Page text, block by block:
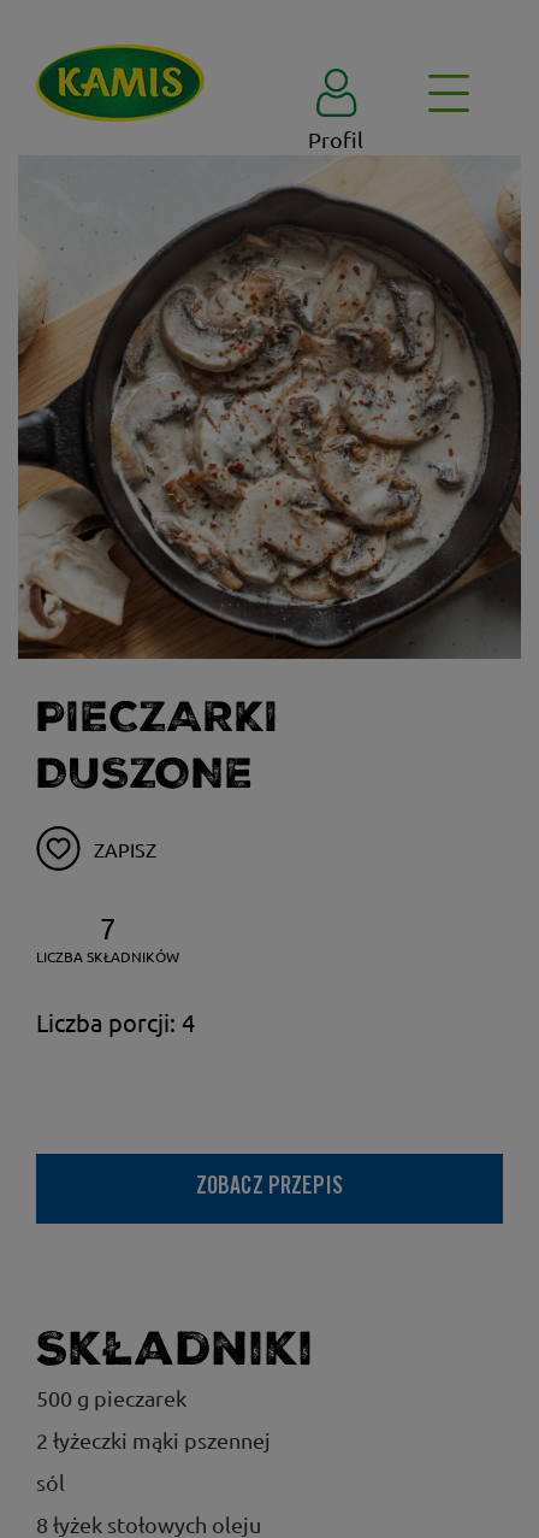
Profil
PIECZARKI
DUSZONE
ZAPISZ
7
LICZBA SKŁADNIKÓW
Liczba porcji: 4
ZOBACZ PRZEPIS
Składniki
500 g pieczarek
2 łyżeczki mąki pszennej
sól
8 łyżek stołowych oleju